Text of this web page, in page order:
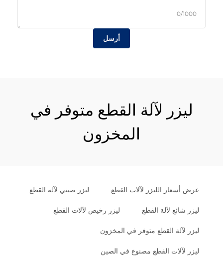
0/1000
أرسل
ليزر لآلة القطع متوفر في
المخزون
عرض أسعار الليزر لآلات القطع ليزر صيني لآلة القطع
ليزر شائع لآلة القطع ليزر رخيص لآلات القطع
ليزر لآلة القطع متوفر في المخزون
ليزر لآلات القطع مصنوع في الصين